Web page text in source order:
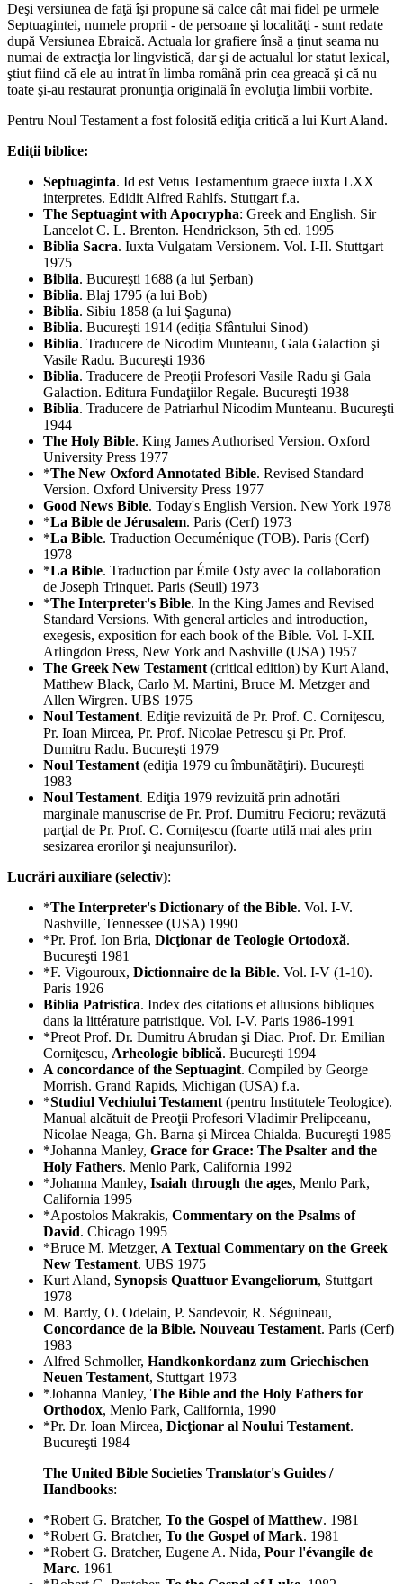
Deşi versiunea de faţă îşi propune să calce cât mai fidel pe urmele
Septuagintei, numele proprii - de persoane şi localităţi - sunt redate
după Versiunea Ebraică. Actuala lor grafiere însă a ţinut seama nu
numai de extracţia lor lingvistică, dar şi de actualul lor statut lexical,
ştiut fiind că ele au intrat în limba română prin cea greacă şi că nu
toate şi-au restaurat pronunţia originală în evoluţia limbii vorbite.
Pentru Noul Testament a fost folosită ediţia critică a lui Kurt Aland.
Ediţii biblice:
Septuaginta. Id est Vetus Testamentum graece iuxta LXX
interpretes. Edidit Alfred Rahlfs. Stuttgart f.a.
The Septuagint with Apocrypha: Greek and English. Sir
Lancelot C. L. Brenton. Hendrickson, 5th ed. 1995
Biblia Sacra. Iuxta Vulgatam Versionem. Vol. I-II. Stuttgart
1975
Biblia. Bucureşti 1688 (a lui Şerban)
Biblia. Blaj 1795 (a lui Bob)
Biblia. Sibiu 1858 (a lui Şaguna)
Biblia. Bucureşti 1914 (ediţia Sfântului Sinod)
Biblia. Traducere de Nicodim Munteanu, Gala Galaction şi
Vasile Radu. Bucureşti 1936
Biblia. Traducere de Preoţii Profesori Vasile Radu şi Gala
Galaction. Editura Fundaţiilor Regale. Bucureşti 1938
Biblia. Traducere de Patriarhul Nicodim Munteanu. Bucureşti
1944
The Holy Bible. King James Authorised Version. Oxford
University Press 1977
*The New Oxford Annotated Bible. Revised Standard
Version. Oxford University Press 1977
Good News Bible. Today's English Version. New York 1978
*La Bible de Jérusalem. Paris (Cerf) 1973
*La Bible. Traduction Oecuménique (TOB). Paris (Cerf)
1978
*La Bible. Traduction par Émile Osty avec la collaboration
de Joseph Trinquet. Paris (Seuil) 1973
*The Interpreter's Bible. In the King James and Revised
Standard Versions. With general articles and introduction,
exegesis, exposition for each book of the Bible. Vol. I-XII.
Arlingdon Press, New York and Nashville (USA) 1957
The Greek New Testament (critical edition) by Kurt Aland,
Matthew Black, Carlo M. Martini, Bruce M. Metzger and
Allen Wirgren. UBS 1975
Noul Testament. Ediţie revizuită de Pr. Prof. C. Corniţescu,
Pr. Ioan Mircea, Pr. Prof. Nicolae Petrescu şi Pr. Prof.
Dumitru Radu. Bucureşti 1979
Noul Testament (ediţia 1979 cu îmbunătăţiri). Bucureşti
1983
Noul Testament. Ediţia 1979 revizuită prin adnotări
marginale manuscrise de Pr. Prof. Dumitru Fecioru; revăzută
parţial de Pr. Prof. C. Corniţescu (foarte utilă mai ales prin
sesizarea erorilor şi neajunsurilor).
Lucrări auxiliare (selectiv):
*The Interpreter's Dictionary of the Bible. Vol. I-V.
Nashville, Tennessee (USA) 1990
*Pr. Prof. Ion Bria, Dicţionar de Teologie Ortodoxă.
Bucureşti 1981
*F. Vigouroux, Dictionnaire de la Bible. Vol. I-V (1-10).
Paris 1926
Biblia Patristica. Index des citations et allusions bibliques
dans la littérature patristique. Vol. I-V. Paris 1986-1991
*Preot Prof. Dr. Dumitru Abrudan şi Diac. Prof. Dr. Emilian
Corniţescu, Arheologie biblică. Bucureşti 1994
A concordance of the Septuagint. Compiled by George
Morrish. Grand Rapids, Michigan (USA) f.a.
*Studiul Vechiului Testament (pentru Institutele Teologice).
Manual alcătuit de Preoţii Profesori Vladimir Prelipceanu,
Nicolae Neaga, Gh. Barna şi Mircea Chialda. Bucureşti 1985
*Johanna Manley, Grace for Grace: The Psalter and the
Holy Fathers. Menlo Park, California 1992
*Johanna Manley, Isaiah through the ages, Menlo Park,
California 1995
*Apostolos Makrakis, Commentary on the Psalms of
David. Chicago 1995
*Bruce M. Metzger, A Textual Commentary on the Greek
New Testament. UBS 1975
Kurt Aland, Synopsis Quattuor Evangeliorum, Stuttgart
1978
M. Bardy, O. Odelain, P. Sandevoir, R. Séguineau,
Concordance de la Bible. Nouveau Testament. Paris (Cerf)
1983
Alfred Schmoller, Handkonkordanz zum Griechischen
Neuen Testament, Stuttgart 1973
*Johanna Manley, The Bible and the Holy Fathers for
Orthodox, Menlo Park, California, 1990
*Pr. Dr. Ioan Mircea, Dicţionar al Noului Testament.
Bucureşti 1984
The United Bible Societies Translator's Guides /
Handbooks:
*Robert G. Bratcher, To the Gospel of Matthew. 1981
*Robert G. Bratcher, To the Gospel of Mark. 1981
*Robert G. Bratcher, Eugene A. Nida, Pour l'évangile de
Marc. 1961